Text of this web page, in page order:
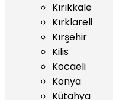
Kırıkkale
Kırklareli
Kırşehir
Kilis
Kocaeli
Konya
Kütahya